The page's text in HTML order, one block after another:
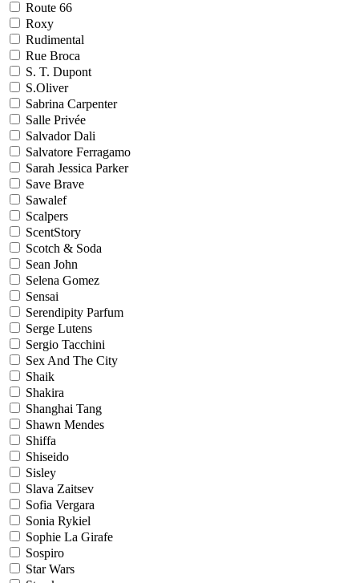
Route 66
Roxy
Rudimental
Rue Broca
S. T. Dupont
S.Oliver
Sabrina Carpenter
Salle Privée
Salvador Dali
Salvatore Ferragamo
Sarah Jessica Parker
Save Brave
Sawalef
Scalpers
ScentStory
Scotch & Soda
Sean John
Selena Gomez
Sensai
Serendipity Parfum
Serge Lutens
Sergio Tacchini
Sex And The City
Shaik
Shakira
Shanghai Tang
Shawn Mendes
Shiffa
Shiseido
Sisley
Slava Zaitsev
Sofia Vergara
Sonia Rykiel
Sophie La Girafe
Sospiro
Star Wars